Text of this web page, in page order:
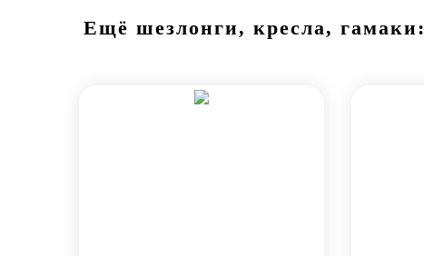
Ещё шезлонги, кресла, гамаки: